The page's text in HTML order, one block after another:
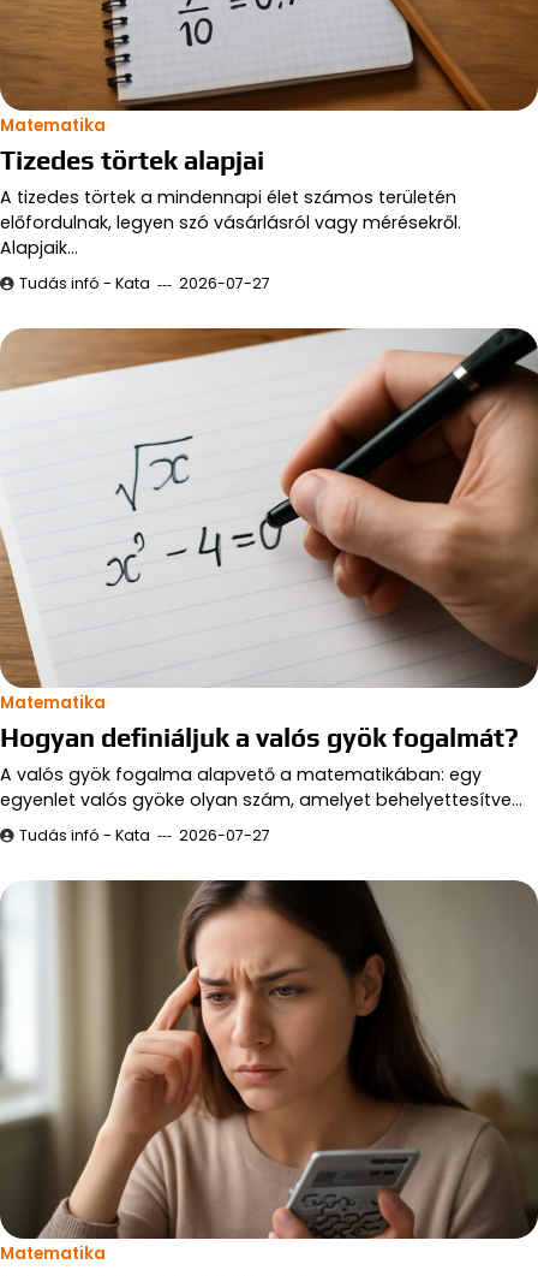
Matematika
Tizedes törtek alapjai
A tizedes törtek a mindennapi élet számos területén
előfordulnak, legyen szó vásárlásról vagy mérésekről.
Alapjaik…
Tudás infó - Kata 2026-07-27
Matematika
Hogyan definiáljuk a valós gyök fogalmát?
A valós gyök fogalma alapvető a matematikában: egy
egyenlet valós gyöke olyan szám, amelyet behelyettesítve…
Tudás infó - Kata 2026-07-27
Matematika